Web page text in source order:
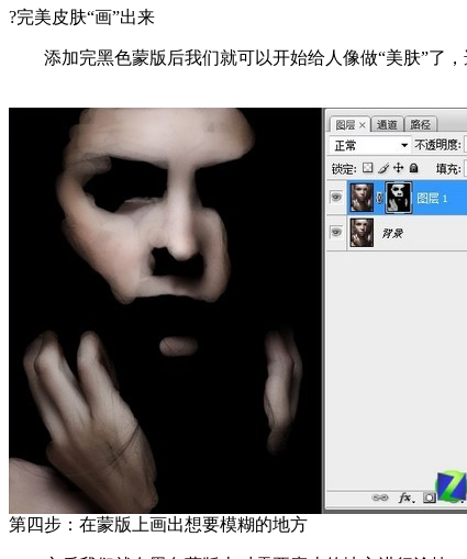
?完美皮肤“画”出来
添加完黑色蒙版后我们就可以开始给人像做“美肤”了，
第四步：在蒙版上画出想要模糊的地方